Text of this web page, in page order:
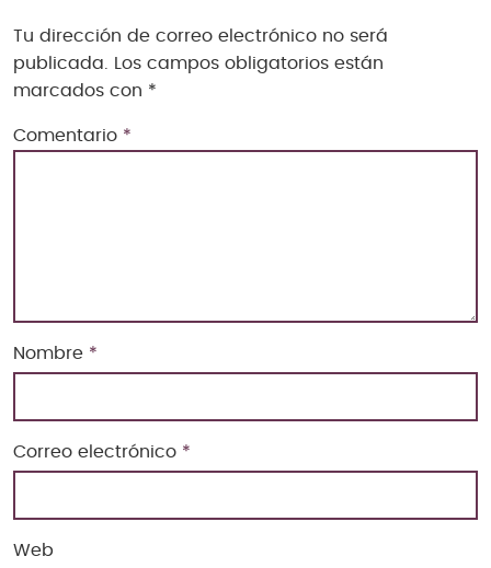
Tu dirección de correo electrónico no será
publicada. Los campos obligatorios están
marcados con *
Comentario *
Nombre *
Correo electrónico *
Web